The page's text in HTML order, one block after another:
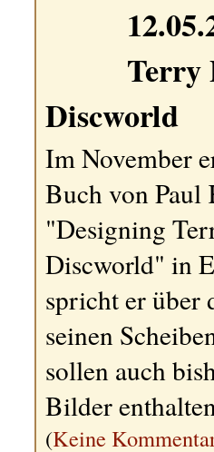
Terry
Discworld
Im November
Buch von Paul
"Designing
Discworld" in
spricht er über
seinen
sollen auch
Bilder
(Keine